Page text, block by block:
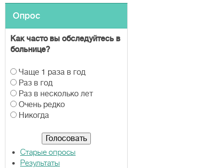
Опрос
Как часто вы обследуйтесь в
больнице?
В
а
р
и
а
Чаще 1 раза в год
Раз в год
Раз в несколько лет
Очень редко
Никогда
Старые опросы
Результаты